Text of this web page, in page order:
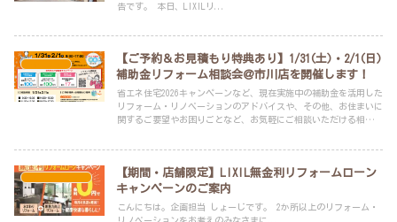
告です。 本日、LIXILリ...
【ご予約＆お見積もり特典あり】1/31(土)・2/1(日)
補助金リフォーム相談会＠市川店を開催します！
省エネ住宅2026キャンペーンなど、現在実施中の補助金を活用した
リフォーム・リノベーションのアドバイスや、その他、お住まいに
関するご要望やお困りごとなど、お気軽にご相談いただける相談会
【期間・店舗限定】LIXIL無金利リフォームローン
キャンペーンのご案内
こんにちは。企画担当 しょーじです。 2か所以上のリフォーム・